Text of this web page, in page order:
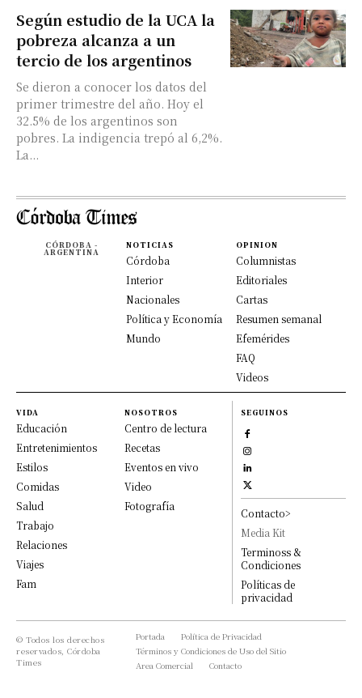
Según estudio de la UCA la
pobreza alcanza a un
tercio de los argentinos
Se dieron a conocer los datos del
primer trimestre del año. Hoy el
32.5% de los argentinos son
pobres. La indigencia trepó al 6,2%.
La...
CÓRDOBA -
ARGENTINA
NOTICIAS
Córdoba
Interior
Nacionales
Política y Economía
Mundo
OPINION
Columnistas
Editoriales
Cartas
Resumen semanal
Efemérides
FAQ
Videos
VIDA
Educación
Entretenimientos
Estilos
Comidas
Salud
Trabajo
Relaciones
Viajes
Fam
NOSOTROS
Centro de lectura
Recetas
Eventos en vivo
Video
Fotografía
SEGUINOS
Contacto>
Media Kit
Terminoss &
Condiciones
Políticas de
privacidad
© Todos los derechos
reservados, Córdoba
Times
Portada
Política de Privacidad
Términos y Condiciones de Uso del Sitio
Area Comercial
Contacto